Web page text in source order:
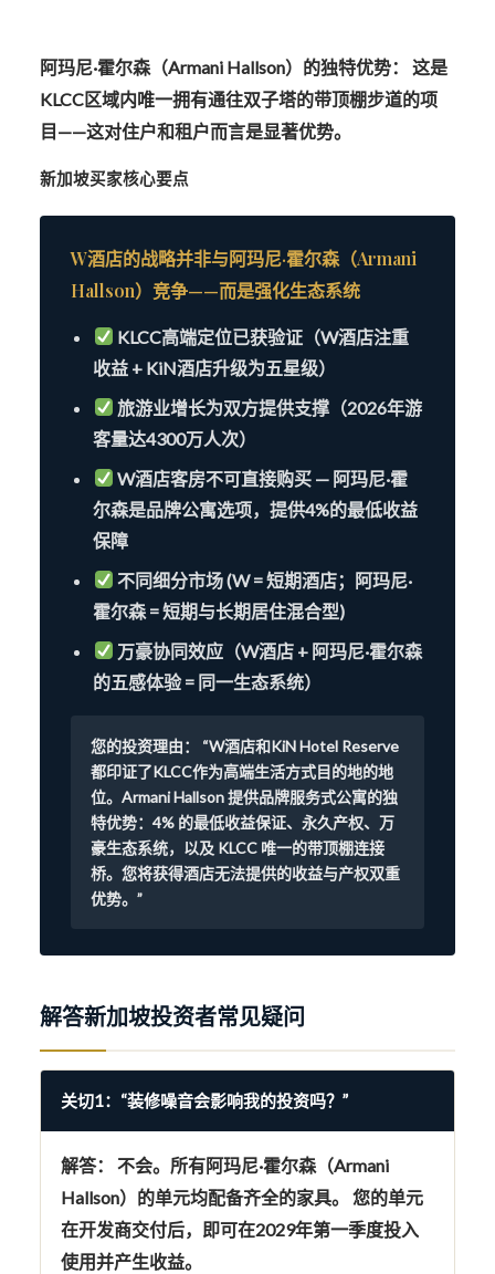
阿玛尼·霍尔森（Armani Hallson）的独特优势：
这是
KLCC区域内唯一拥有通往双子塔的带顶棚步道的项
目——这对住户和租户而言是显著优势。
新加坡买家核心要点
W酒店的战略并非与阿玛尼·霍尔森（Armani
Hallson）竞争——而是强化生态系统
KLCC高端定位已获验证（W酒店注重
收益 + KiN酒店升级为五星级）
旅游业增长为双方提供支撑（2026年游
客量达4300万人次）
W酒店客房不可直接购买— 阿玛尼·霍
尔森是品牌公寓选项，提供4%的最低收益
保障
不同细分市场(W = 短期酒店；阿玛尼·
霍尔森 = 短期与长期居住混合型)
万豪协同效应（W酒店 + 阿玛尼·霍尔森
的五感体验 = 同一生态系统）
您的投资理由：
“W酒店和KiN Hotel Reserve
都印证了KLCC作为高端生活方式目的地的地
位。Armani Hallson 提供品牌服务式公寓的独
特优势：4% 的最低收益保证、永久产权、万
豪生态系统，以及 KLCC 唯一的带顶棚连接
桥。您将获得酒店无法提供的收益与产权双重
优势。”
解答新加坡投资者常见疑问
关切1：“装修噪音会影响我的投资吗？”
解答：
不会。所有阿玛尼·霍尔森（Armani
Hallson）的单元均配备齐全的家具。
您的单元
在开发商交付后，即可在2029年第一季度投入
使用并产生收益。